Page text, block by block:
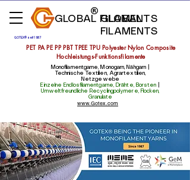
GOTEX® seit 1987
Monofilamentgarne, Monogarn, Nähgarn |
Technische Textilien, Agrartextilien,
Netzgewebe
Einzelne Endlosfilamentgarne, Drähte, Borsten
Umweltfreundliche Recyclingpolymere, Flocken,
Granulate
PET PA PE PP PBT TPEE TPU Polyester Nylon Composite
Hochleistungs-Funktionsfilamente
www.Gotex.com
GLOBAL FILAMENTS
GLOBAL
FILAMENTS